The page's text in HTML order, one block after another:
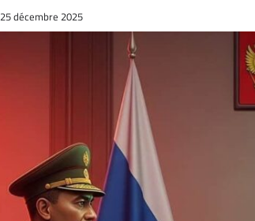
25 décembre 2025